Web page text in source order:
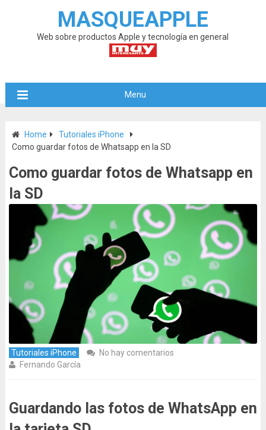
MASQUEAPPLE
Web sobre productos Apple y tecnología en general
Menu
Home
Tutoriales iPhone
Como guardar fotos de Whatsapp en la SD
Como guardar fotos de Whatsapp en
la SD
Tutoriales iPhone
No hay comentarios
Fernando García
Guardando las fotos de WhatsApp en